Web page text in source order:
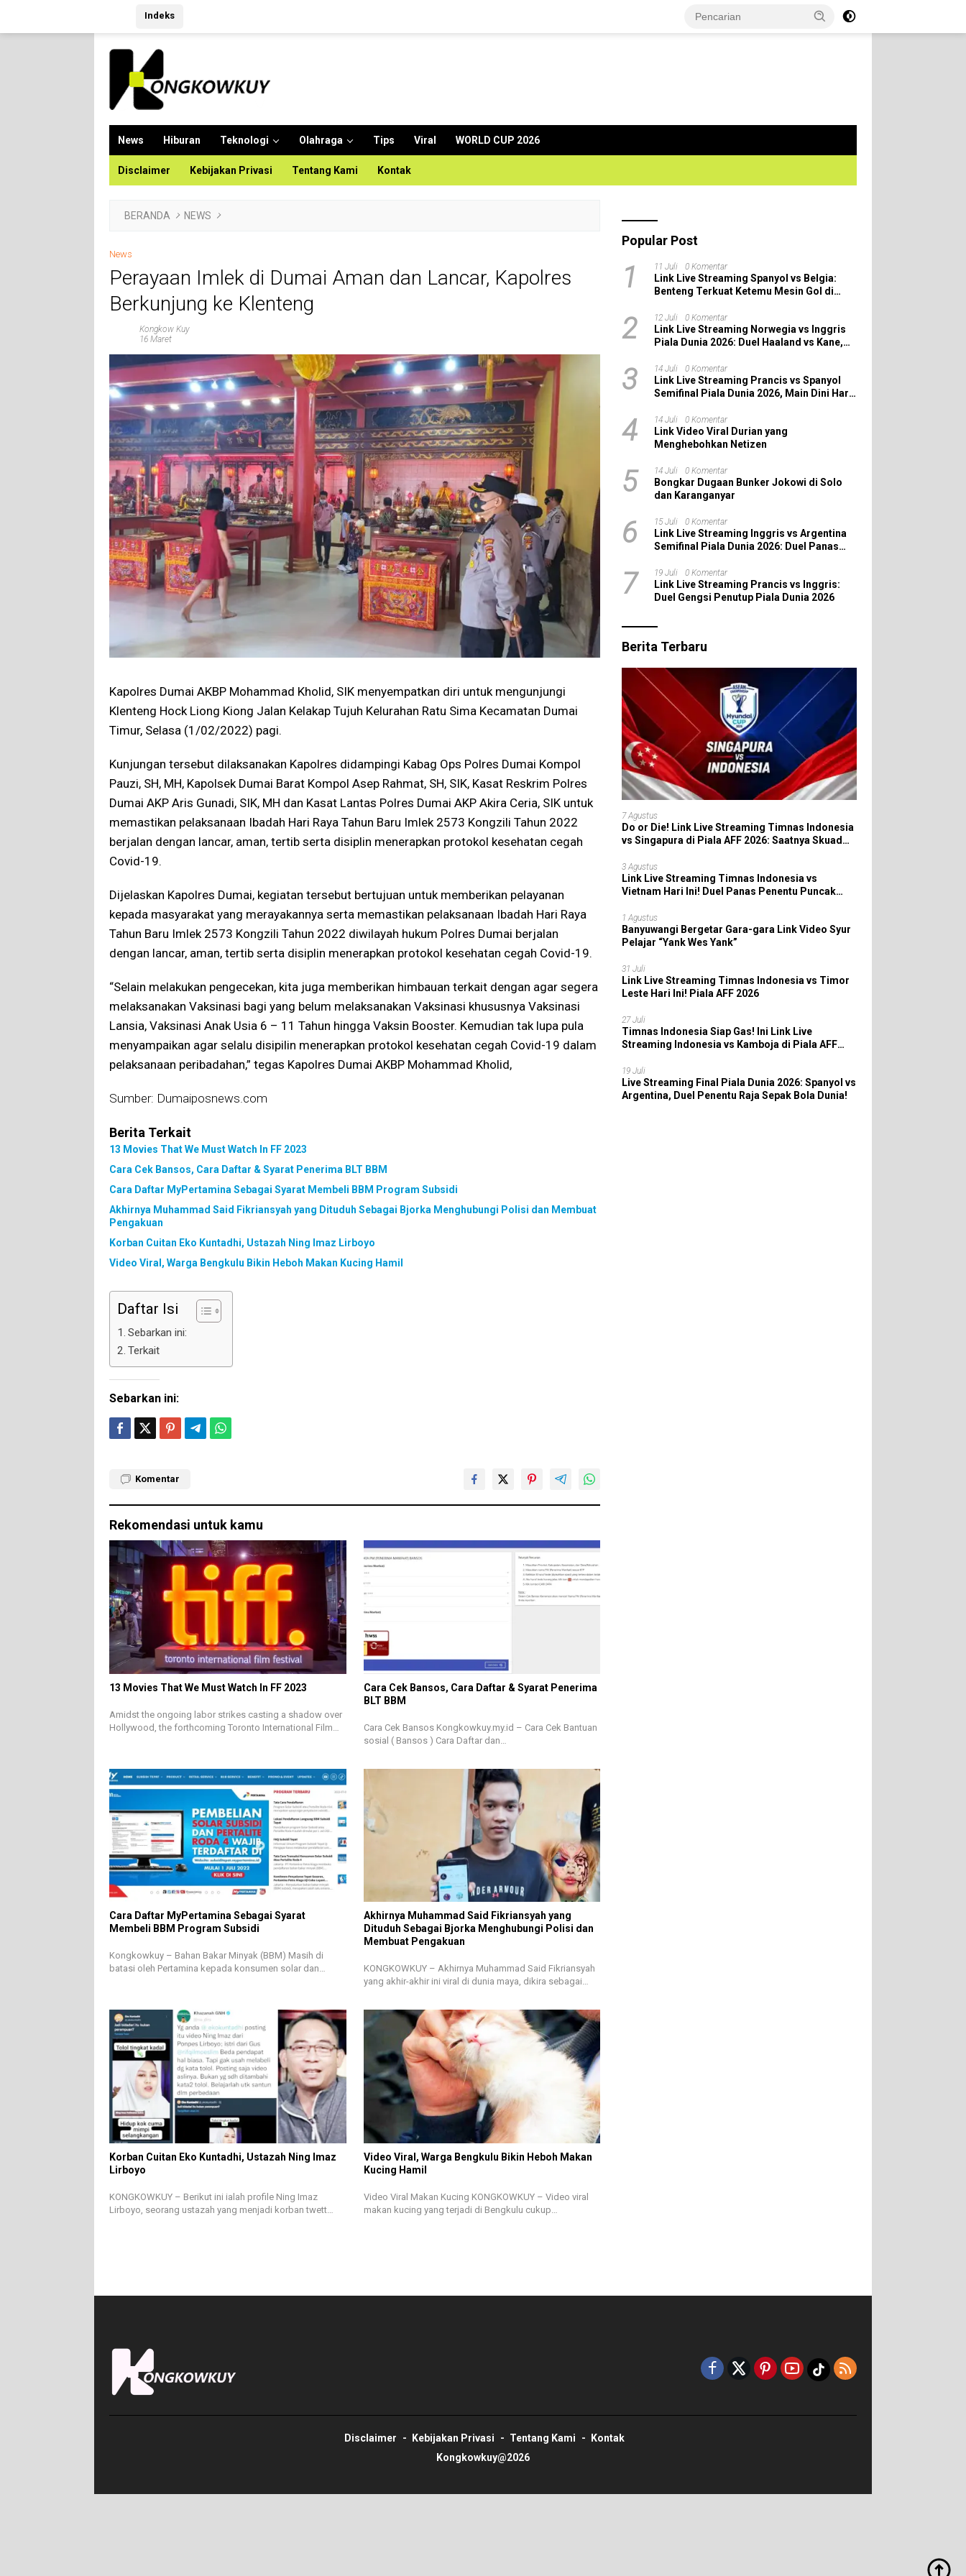
Indeks
News Hiburan Teknologi Olahraga Tips Viral WORLD CUP 2026
Disclaimer Kebijakan Privasi Tentang Kami Kontak
BERANDA NEWS
News
Perayaan Imlek di Dumai Aman dan Lancar, Kapolres
Berkunjung ke Klenteng
Kongkow Kuy
16 Maret
Kapolres Dumai AKBP Mohammad Kholid, SIK menyempatkan diri untuk mengunjungi
Klenteng Hock Liong Kiong Jalan Kelakap Tujuh Kelurahan Ratu Sima Kecamatan Dumai
Timur, Selasa (1/02/2022) pagi.
Kunjungan tersebut dilaksanakan Kapolres didampingi Kabag Ops Polres Dumai Kompol
Pauzi, SH, MH, Kapolsek Dumai Barat Kompol Asep Rahmat, SH, SIK, Kasat Reskrim Polres
Dumai AKP Aris Gunadi, SIK, MH dan Kasat Lantas Polres Dumai AKP Akira Ceria, SIK untuk
memastikan pelaksanaan Ibadah Hari Raya Tahun Baru Imlek 2573 Kongzili Tahun 2022
berjalan dengan lancar, aman, tertib serta disiplin menerapkan protokol kesehatan cegah
Covid-19.
Dijelaskan Kapolres Dumai, kegiatan tersebut bertujuan untuk memberikan pelayanan
kepada masyarakat yang merayakannya serta memastikan pelaksanaan Ibadah Hari Raya
Tahun Baru Imlek 2573 Kongzili Tahun 2022 diwilayah hukum Polres Dumai berjalan
dengan lancar, aman, tertib serta disiplin menerapkan protokol kesehatan cegah Covid-19.
“Selain melakukan pengecekan, kita juga memberikan himbauan terkait dengan agar segera
melaksanakan Vaksinasi bagi yang belum melaksanakan Vaksinasi khususnya Vaksinasi
Lansia, Vaksinasi Anak Usia 6 – 11 Tahun hingga Vaksin Booster. Kemudian tak lupa pula
menyampaikan agar selalu disipilin menerapkan protokol kesehatan cegah Covid-19 dalam
pelaksanaan peribadahan,” tegas Kapolres Dumai AKBP Mohammad Kholid,
Sumber: Dumaiposnews.com
Berita Terkait
13 Movies That We Must Watch In FF 2023
Cara Cek Bansos, Cara Daftar & Syarat Penerima BLT BBM
Cara Daftar MyPertamina Sebagai Syarat Membeli BBM Program Subsidi
Akhirnya Muhammad Said Fikriansyah yang Dituduh Sebagai Bjorka Menghubungi Polisi dan Membuat
Pengakuan
Korban Cuitan Eko Kuntadhi, Ustazah Ning Imaz Lirboyo
Video Viral, Warga Bengkulu Bikin Heboh Makan Kucing Hamil
Daftar Isi
Sebarkan ini:
Terkait
Sebarkan ini:
Komentar
Rekomendasi untuk kamu
13 Movies That We Must Watch In FF 2023
Amidst the ongoing labor strikes casting a shadow over
Hollywood, the forthcoming Toronto International Film…
Cara Cek Bansos, Cara Daftar & Syarat Penerima
BLT BBM
Cara Cek Bansos Kongkowkuy.my.id – Cara Cek Bantuan
sosial ( Bansos ) Cara Daftar dan…
Cara Daftar MyPertamina Sebagai Syarat
Membeli BBM Program Subsidi
Kongkowkuy – Bahan Bakar Minyak (BBM) Masih di
batasi oleh Pertamina kepada konsumen solar dan…
Akhirnya Muhammad Said Fikriansyah yang
Dituduh Sebagai Bjorka Menghubungi Polisi dan
Membuat Pengakuan
KONGKOWKUY – Akhirnya Muhammad Said Fikriansyah
yang akhir-akhir ini viral di dunia maya, dikira sebagai…
Korban Cuitan Eko Kuntadhi, Ustazah Ning Imaz
Lirboyo
KONGKOWKUY – Berikut ini ialah profile Ning Imaz
Lirboyo, seorang ustazah yang menjadi korban twett…
Video Viral, Warga Bengkulu Bikin Heboh Makan
Kucing Hamil
Video Viral Makan Kucing KONGKOWKUY – Video viral
makan kucing yang terjadi di Bengkulu cukup…
Popular Post
1 11 Juli 0 Komentar
Link Live Streaming Spanyol vs Belgia:
Benteng Terkuat Ketemu Mesin Gol di
2 12 Juli 0 Komentar
Link Live Streaming Norwegia vs Inggris
Piala Dunia 2026: Duel Haaland vs Kane,
3 14 Juli 0 Komentar
Link Live Streaming Prancis vs Spanyol
Semifinal Piala Dunia 2026, Main Dini Hari
4 14 Juli 0 Komentar
Link Video Viral Durian yang
Menghebohkan Netizen
5 14 Juli 0 Komentar
Bongkar Dugaan Bunker Jokowi di Solo
dan Karanganyar
6 15 Juli 0 Komentar
Link Live Streaming Inggris vs Argentina
Semifinal Piala Dunia 2026: Duel Panas
7 19 Juli 0 Komentar
Link Live Streaming Prancis vs Inggris:
Duel Gengsi Penutup Piala Dunia 2026
Berita Terbaru
7 Agustus
Do or Die! Link Live Streaming Timnas Indonesia
vs Singapura di Piala AFF 2026: Saatnya Skuad
3 Agustus
Link Live Streaming Timnas Indonesia vs
Vietnam Hari Ini! Duel Panas Penentu Puncak
1 Agustus
Banyuwangi Bergetar Gara-gara Link Video Syur
Pelajar “Yank Wes Yank”
31 Juli
Link Live Streaming Timnas Indonesia vs Timor
Leste Hari Ini! Piala AFF 2026
27 Juli
Timnas Indonesia Siap Gas! Ini Link Live
Streaming Indonesia vs Kamboja di Piala AFF
19 Juli
Live Streaming Final Piala Dunia 2026: Spanyol vs
Argentina, Duel Penentu Raja Sepak Bola Dunia!
Disclaimer Kebijakan Privasi Tentang Kami
Kontak
Kongkowkuy@2026